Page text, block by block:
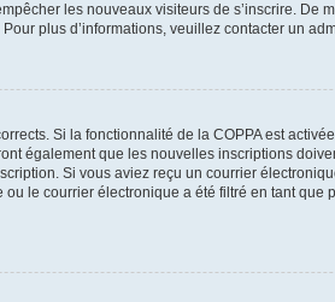
les nouveaux visiteurs de s’inscrire.
plus d’informations, veuillez contacter un
Si la fonctionnalité de la COPPA est
également que les nouvelles inscriptions
Si vous aviez reçu un courrier
le courrier électronique a été filtré en tant